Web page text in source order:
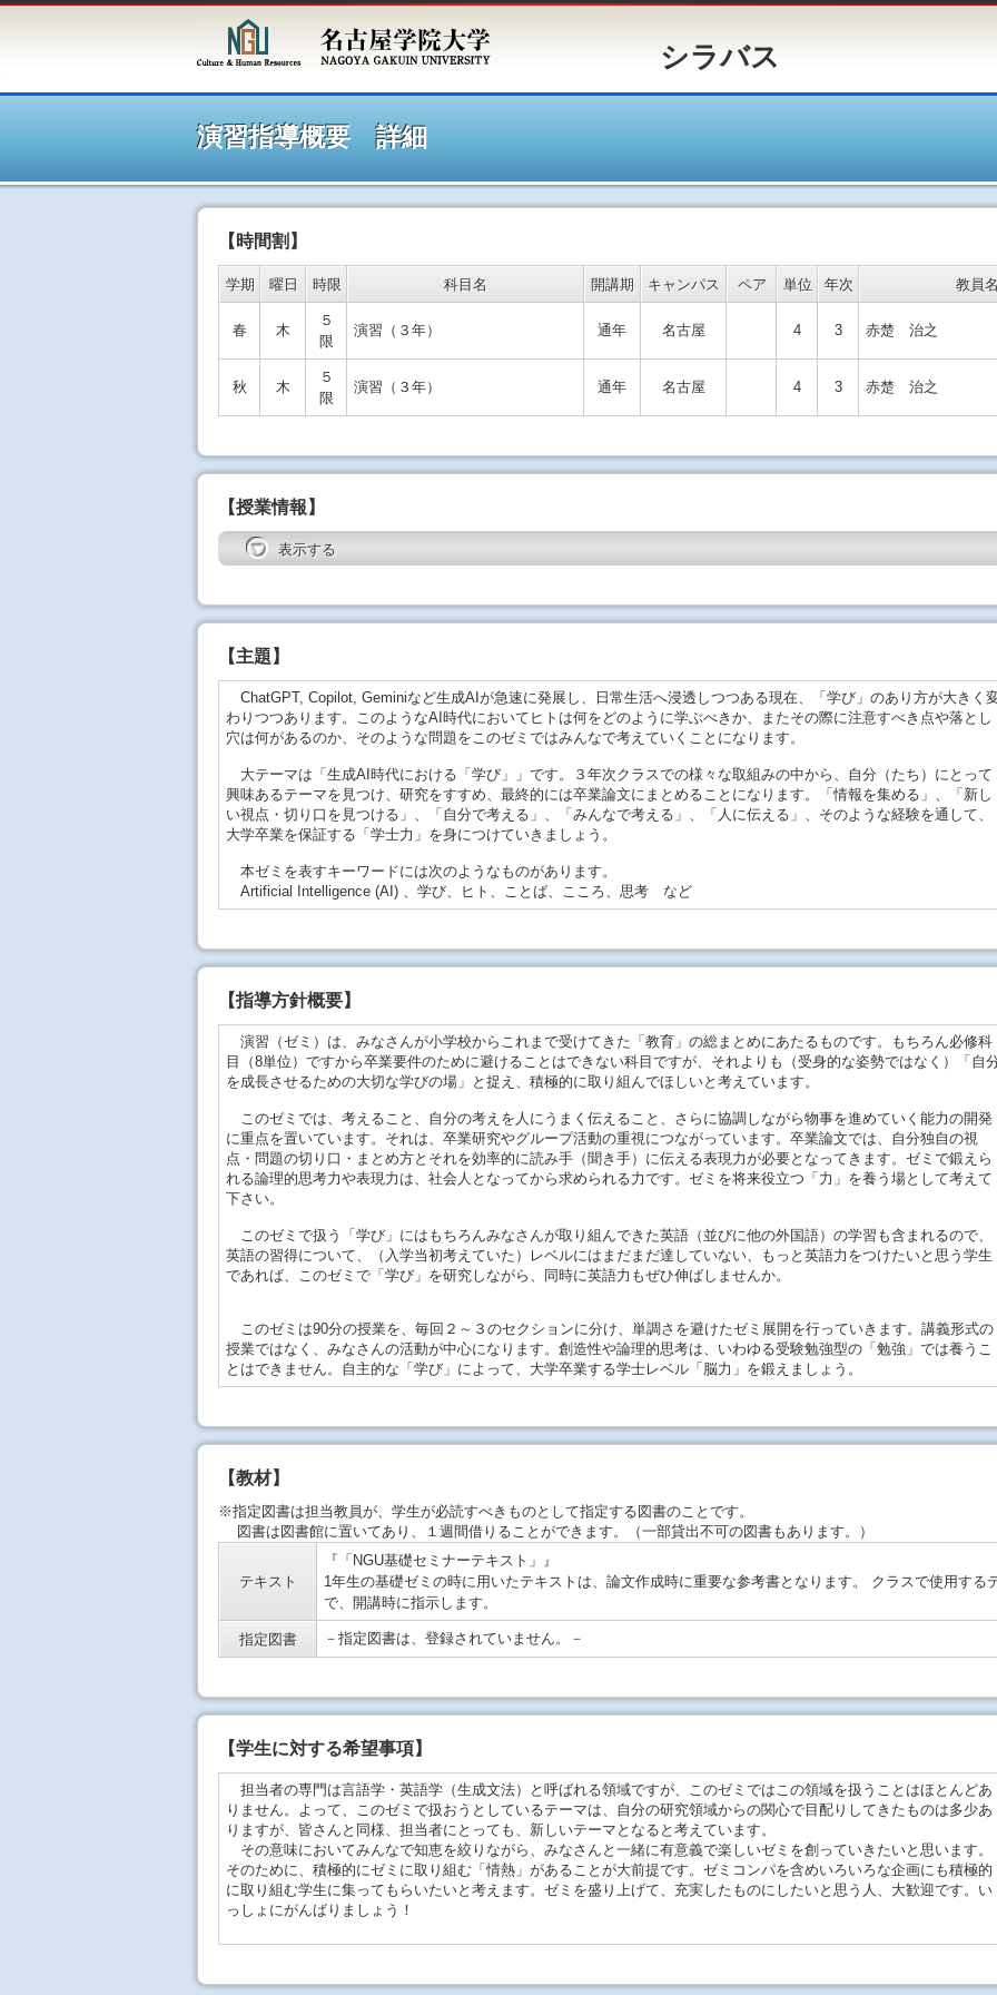
シラバス
演習指導概要 詳細
【時間割】
学期 曜日 時限 科目名 開講期 キャンパス ペア 単位 年次 教員
春 木
５
限
演習（３年） 通年 名古屋 4 3 赤楚 治之
秋 木
５
限
演習（３年） 通年 名古屋 4 3 赤楚 治之
【授業情報】
表示する
【主題 】
ChatGPT, Copilot, Geminiなど生成AIが急速に発展し、日常生活へ浸透しつつある現在、「学び」のあり方が大きく
わりつつあります。このようなAI時代においてヒトは何をどのように学ぶべきか、またその際に注意すべき点や落とし
穴は何があるのか、そのような問題をこのゼミではみんなで考えていくことになります。
大テーマは「生成AI時代における「学び」」です。３年次クラスでの様々な取組みの中から、自分（たち）にとって
興味あるテーマを見つけ、研究をすすめ、最終的には卒業論文にまとめることになります。「情報を集める」、「新し
い視点・切り口を見つける」、「自分で考える」、「みんなで考える」、「人に伝える」、そのような経験を通して、
大学卒業を保証する「学士力」を身につけていきましょう。
本ゼミを表すキーワードには次のようなものがあります。
Artificial Intelligence (AI) 、学び、ヒト、ことば、こころ、思考 など
【指導方針概要】
演習（ゼミ）は、みなさんが小学校からこれまで受けてきた「教育」の総まとめにあたるものです。もちろん必修科
目（8単位）ですから卒業要件のために避けることはできない科目ですが、それよりも（受身的な姿勢ではなく）「自
を成長させるための大切な学びの場」と捉え、積極的に取り組んでほしいと考えています。
このゼミでは、考えること、自分の考えを人にうまく伝えること、さらに協調しながら物事を進めていく能力の開発
に重点を置いています。それは、卒業研究やグループ活動の重視につながっています。卒業論文では、自分独自の視
点・問題の切り口・まとめ方とそれを効率的に読み手（聞き手）に伝える表現力が必要となってきます。ゼミで鍛えら
れる論理的思考力や表現力は、社会人となってから求められる力です。ゼミを将来役立つ「力」を養う場として考えて
下さい。
このゼミで扱う「学び」にはもちろんみなさんが取り組んできた英語（並びに他の外国語）の学習も含まれるので、
英語の習得について、（入学当初考えていた）レベルにはまだまだ達していない、もっと英語力をつけたいと思う学生
であれば、このゼミで「学び」を研究しながら、同時に英語力もぜひ伸ばしませんか。
このゼミは90分の授業を、毎回２～３のセクションに分け、単調さを避けたゼミ展開を行っていきます。講義形式の
授業ではなく、みなさんの活動が中心になります。創造性や論理的思考は、いわゆる受験勉強型の「勉強」では養うこ
とはできません。自主的な「学び」によって、大学卒業する学士レベル「脳力」を鍛えましょう。
【教材】
※指定図書は担当教員が、学生が必読すべきものとして指定する図書のことです。
図書は図書館に置いてあり、１週間借りることができます。（一部貸出不可の図書もあります。）
テキスト
『「NGU基礎セミナーテキスト」』
1年生の基礎ゼミの時に用いたテキストは、論文作成時に重要な参考書となります。 クラスで使用する
で、開講時に指示します。
指定図書 －指定図書は、登録されていません。－
【学生に対する希望事項】
担当者の専門は言語学・英語学（生成文法）と呼ばれる領域ですが、このゼミではこの領域を扱うことはほとんどあ
りません。よって、このゼミで扱おうとしているテーマは、自分の研究領域からの関心で目配りしてきたものは多少あ
りますが、皆さんと同様、担当者にとっても、新しいテーマとなると考えています。
その意味においてみんなで知恵を絞りながら、みなさんと一緒に有意義で楽しいゼミを創っていきたいと思います。
そのために、積極的にゼミに取り組む「情熱」があることが大前提です。ゼミコンパを含めいろいろな企画にも積極的
に取り組む学生に集ってもらいたいと考えます。ゼミを盛り上げて、充実したものにしたいと思う人、大歓迎です。い
っしょにがんばりましょう！